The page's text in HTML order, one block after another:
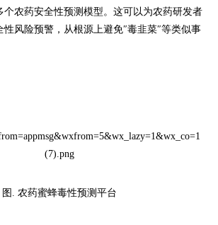
个农药安全性预测模型。这可以为农药研发者
风险预警，从根源上避免″毒韭菜″等类似事
图. 农药蜜蜂毒性预测平台